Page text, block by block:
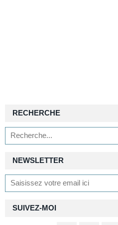
NEWSLETTER
SUIVEZ-MOI
RECHERCHE